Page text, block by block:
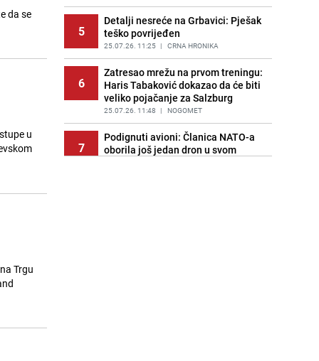
da se
u
Trgu
15
Kako očistiti staklo od tuš-kabina:
Jednostavni savjeti za očuvanje
sjaja
PRIJE 1 DAN | ŽIVOT I STIL
5
Detalji nesreće na Grbavici: Pješak
teško povrijeđen
25.07.26. 11:25 | CRNA HRONIKA
6
Zatresao mrežu na prvom treningu:
Haris Tabaković dokazao da će biti
veliko pojačanje za Salzburg
25.07.26. 11:48 | NOGOMET
7
Podignuti avioni: Članica NATO-a
oborila još jedan dron u svom